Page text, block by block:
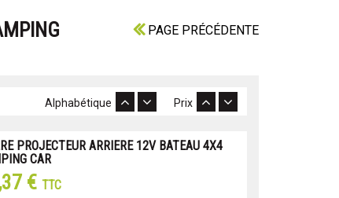
PAGE PRÉCÉDENTE
Prix
Alphabétique
PROJECTEUR ARRIERE 12V BATEAU 4X4
CAR
€ TTC